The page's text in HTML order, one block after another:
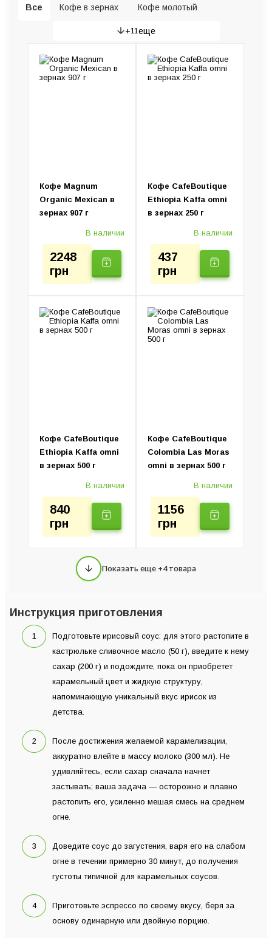
Все Кофе в зернах Кофе молотый
Рожковые кофеварки
Кофемашины Кофемолки
+11 еще
Кофе Magnum
Organic Mexican в
зернах 907 г
В наличии
2248
грн
Кофе CafeBoutique
Ethiopia Kaffa omni
в зернах 250 г
В наличии
437
грн
Кофе CafeBoutique
Ethiopia Kaffa omni
в зернах 500 г
В наличии
840
грн
Кофе CafeBoutique
Colombia Las Moras
omni в зернах 500 г
В наличии
1156
грн
Показать еще +4 товара
Инструкция приготовления
Подготовьте ирисовый соус: для этого растопите в
кастрюльке сливочное масло (50 г), введите к нему
сахар (200 г) и подождите, пока он приобретет
карамельный цвет и жидкую структуру,
напоминающую уникальный вкус ирисок из
детства.
После достижения желаемой карамелизации,
аккуратно влейте в массу молоко (300 мл). Не
удивляйтесь, если сахар сначала начнет
застывать; ваша задача — осторожно и плавно
растопить его, усиленно мешая смесь на среднем
огне.
Доведите соус до загустения, варя его на слабом
огне в течении примерно 30 минут, до получения
густоты типичной для карамельных соусов.
Приготовьте эспрессо по своему вкусу, беря за
основу одинарную или двойную порцию.